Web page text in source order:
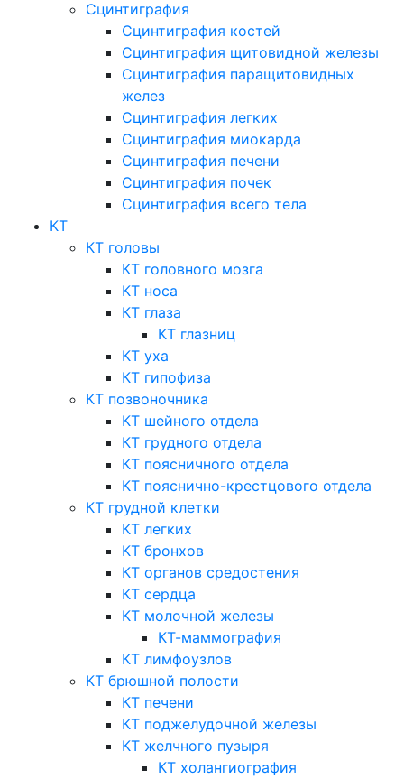
Сцинтиграфия
Сцинтиграфия костей
Сцинтиграфия щитовидной железы
Сцинтиграфия паращитовидных
желез
Сцинтиграфия легких
Сцинтиграфия миокарда
Сцинтиграфия печени
Сцинтиграфия почек
Сцинтиграфия всего тела
КТ
КТ головы
КТ головного мозга
КТ носа
КТ глаза
КТ глазниц
КТ уха
КТ гипофиза
КТ позвоночника
КТ шейного отдела
КТ грудного отдела
КТ поясничного отдела
КТ пояснично-крестцового отдела
КТ грудной клетки
КТ легких
КТ бронхов
КТ органов средостения
КТ сердца
КТ молочной железы
КТ-маммография
КТ лимфоузлов
КТ брюшной полости
КТ печени
КТ поджелудочной железы
КТ желчного пузыря
КТ холангиография